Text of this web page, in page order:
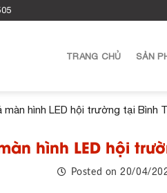
TRANG CHỦ SẢN
màn hình LED hội trường tại Bình
hình LED hội
Posted on20/04/